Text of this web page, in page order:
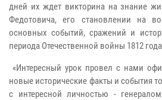
дней их ждет викторина на знание
Федотовича, его становлении на
основных событий, сражений и
периода Отечественной войны 1812
«Интересный урок провел с нами
новые исторические факты и события
с интересной личностью -